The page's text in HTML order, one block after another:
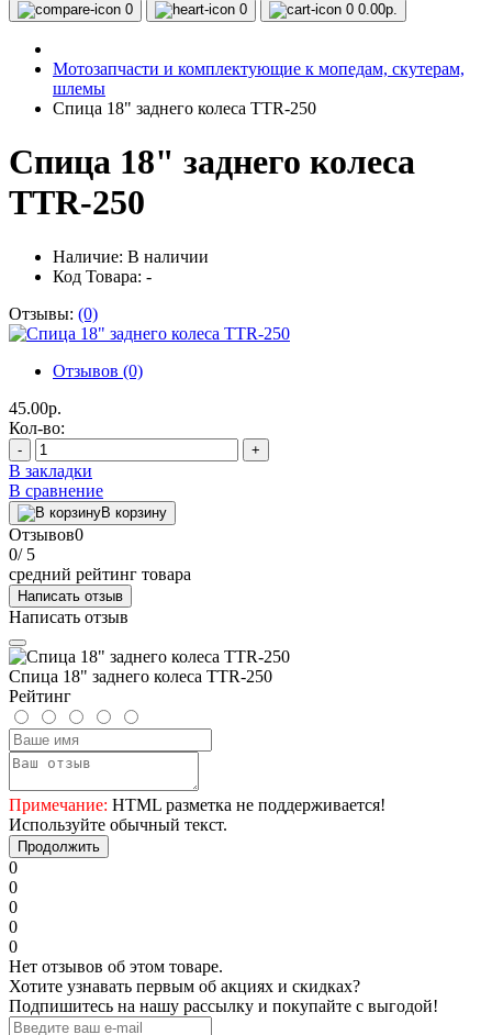
0 0 0 0.00р.
Мотозапчасти и комплектующие к мопедам, скутерам,
шлемы
Спица 18" заднего колеса TTR-250
Спица 18" заднего колеса
TTR-250
Наличие: В наличии
Код Товара: -
Отзывы: (0)
Отзывов (0)
45.00р.
Кол-во:
- +
В закладки
В сравнение
В корзину
Отзывов0
0/ 5
средний рейтинг товара
Написать отзыв
Написать отзыв
Спица 18" заднего колеса TTR-250
Рейтинг
Примечание: HTML разметка не поддерживается!
Используйте обычный текст.
Продолжить
0
0
0
0
0
Нет отзывов об этом товаре.
Хотите узнавать первым об акциях и скидках?
Подпишитесь на нашу рассылку и покупайте с выгодой!